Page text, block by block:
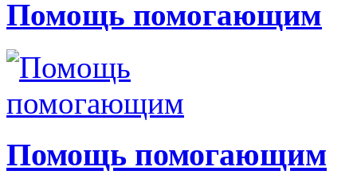
Помощь помогающим
Помощь помогающим